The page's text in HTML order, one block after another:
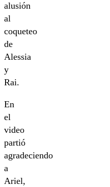
alusión
al
coqueteo
de
Alessia
y
Rai.
En
el
video
partió
agradeciendo
a
Ariel,